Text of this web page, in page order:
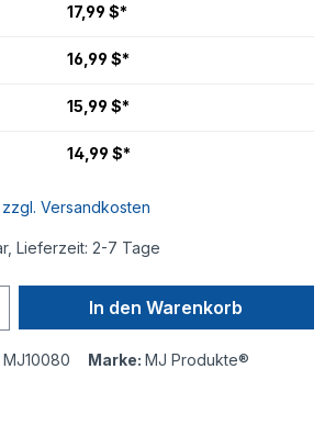
17,99 $*
16,99 $*
15,99 $*
14,99 $*
Versandkosten
Lieferzeit: 2-7 Tage
In den Warenkorb
MJ10080 Marke: MJ Produkte®